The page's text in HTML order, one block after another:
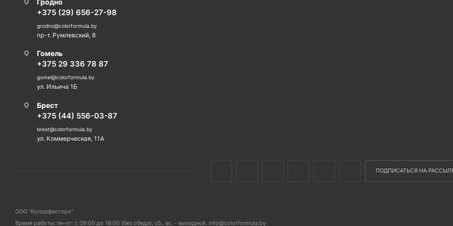
Гродно
+375 (29) 656-27-98
grodno@colorformula.by
пр-т. Румлевский, 8
Гомель
+375 29 336 78 87
gomel@colorformula.by
ул. Ильича 1Б
Брест
+375 (44) 556-03-87
brest@colorformula.by
ул. Коммерческая, 11А
ПОДПИСАТЬСЯ НА
ООО "Колорфэктори"
Время работы: пн-пт: с 09:00 до 18:00 (без обеда), сб., вс. - выходной. info@colorformula.by